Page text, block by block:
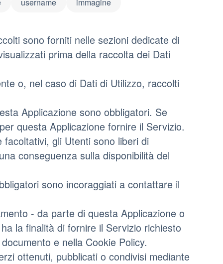
sono forniti nelle sezioni dedicate di
prima della raccolta dei Dati
o, nel caso di Dati di Utilizzo, raccolti
Applicazione sono obbligatori. Se
questa Applicazione fornire il Servizio.
gli Utenti sono liberi di
conseguenza sulla disponibilità del
sono incoraggiati a contattare il
- da parte di questa Applicazione o
la finalità di fornire il Servizio richiesto
e nella Cookie Policy.
ottenuti, pubblicati o condivisi mediante